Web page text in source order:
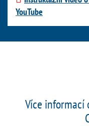
YouTube
Více informací